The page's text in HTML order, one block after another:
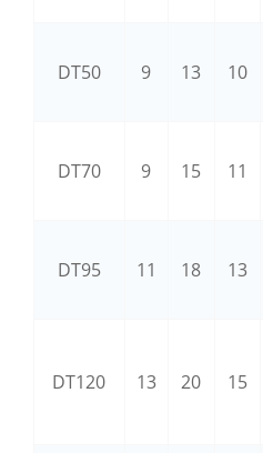
DT50 9 13 10
DT70 9 15 11
DT95 11 18 13
DT120 13 20 15